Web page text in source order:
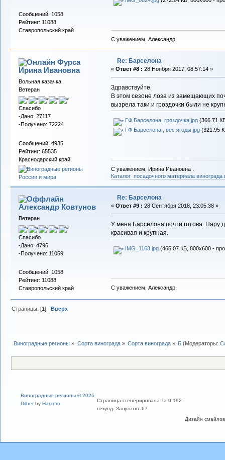
Сообщений: 1058
Рейтинг: 11088
Ставропольский край
С уважением, Александр.
Фурса
Ирина Ивановна
Вольная казачка
Ветеран
Спасибо
-Дано: 27117
-Получено: 72224
Сообщений: 4935
Рейтинг: 65535
Краснодарский край
Re: Барселона
« Ответ #8 : 28 Ноября 2017, 08:57:14 »
Здравствуйте.
В этом сезоне лоза из замещающих
вызрела таки и гроздочки были не
ГФ Барселона, гроздочка.jpg(366.71
ГФ Барселона , вес ягоды.jpg(321.95
С уважением, Ирина Ивановна .
Каталог посадочного материала
Александр Ковтунов
Ветеран
Спасибо
-Дано: 4796
-Получено: 11059
Сообщений: 1058
Рейтинг: 11088
Ставропольский край
Re: Барселона
« Ответ #9 : 28 Сентября 2018, 23:05:38 »
У меня Барселона почти готова. Пару
красивая и крупная.
IMG_1163.jpg(465.07 КБ, 800x600 -
С уважением, Александр.
Страницы: [1]Вверх
Виноградные регионы » Сорта винограда» Сорта винограда» Б (Модераторы:
Дизайн
Виноградные регионы © 2026
Dilberby Harzem
Страница сгенерирована за 0.192
секунд. Запросов: 67.